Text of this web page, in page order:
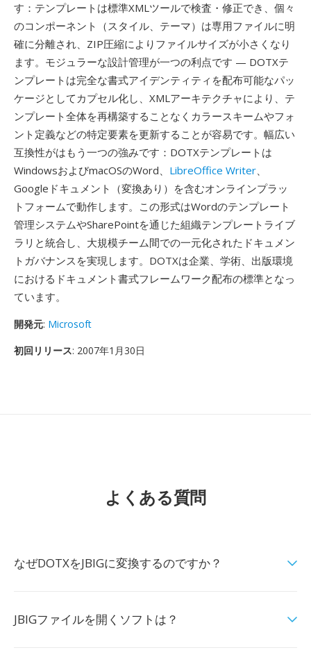
す：テンプレートは標準XMLツールで検査・修正でき、個々
のコンポーネント（スタイル、テーマ）は専用ファイルに明
確に分離され、ZIP圧縮によりファイルサイズが小さくなり
ます。モジュラーな設計管理が一つの利点です — DOTXテ
ンプレートは完全な書式アイデンティティを配布可能なパッ
ケージとしてカプセル化し、XMLアーキテクチャにより、テ
ンプレート全体を再構築することなくカラースキームやフォ
ント定義などの特定要素を更新することが容易です。幅広い
互換性がはもう一つの強みです：DOTXテンプレートは
WindowsおよびmacOSのWord、 LibreOffice Writer、
Googleドキュメント（変換あり）を含むオンラインプラッ
トフォームで動作します。この形式はWordのテンプレート
管理システムやSharePointを通じた組織テンプレートライブ
ラリと統合し、大規模チーム間での一元化されたドキュメン
トガバナンスを実現します。DOTXは企業、学術、出版環境
におけるドキュメント書式フレームワーク配布の標準となっ
ています。
開発元: Microsoft
初回リリース: 2007年1月30日
よくある質問
なぜDOTXをJBIGに変換するのですか？
JBIGファイルを開くソフトは？